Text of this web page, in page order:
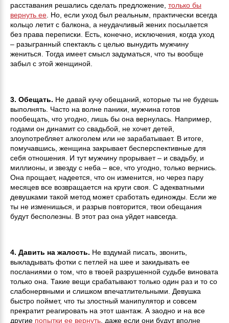
расставания решались сделать предложение, только бы
вернуть ее . Но, если уход был реальным, практически всегда
кольцо летит с балкона, а неудачливый жених посылается
без права переписки. Есть, конечно, исключения, когда уход
– разыгранный спектакль с целью вынудить мужчину
жениться. Тогда имеет смысл задуматься, что ты вообще
забыл с этой женщиной.
3. Обещать. Не давай кучу обещаний, которые ты не будешь
выполнять. Часто на волне паники, мужчина готов
пообещать, что угодно, лишь бы она вернулась. Например,
годами он динамит со свадьбой, не хочет детей,
злоупотребляет алкоголем или не зарабатывает. В итоге,
помучавшись, женщина закрывает бесперспективные для
себя отношения. И тут мужчину прорывает – и свадьбу, и
миллионы, и звезду с неба – все, что угодно, только вернись.
Она прощает, надеется, что он изменится, но через пару
месяцев все возвращается на круги своя. С адекватными
девушками такой метод может сработать единожды. Если же
ты не изменишься, и разрыв повторится, твои обещания
будут бесполезны. В этот раз она уйдет навсегда.
4. Давить на жалость. Не вздумай писать, звонить,
выкладывать фотки с петлей на шее и закидывать ее
посланиями о том, что в твоей разрушенной судьбе виновата
только она. Такие вещи срабатывают только один раз и то со
слабонервными и слишком впечатлительными. Девушка
быстро поймет, что ты злостный манипулятор и совсем
прекратит реагировать на этот шантаж. А заодно и на все
другие попытки ее вернуть , даже если они будут вполне